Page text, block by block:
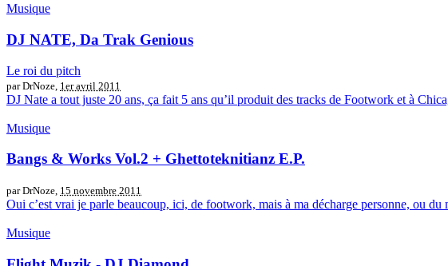
Musique
DJ NATE, Da Trak Genious
Le roi du pitch
par DrNoze, 1er avril 2011
DJ Nate a tout juste 20 ans, ça fait 5 ans qu’il produit des tracks de Footwork et à
Musique
Bangs & Works Vol.2 + Ghettoteknitianz E.P.
par DrNoze, 15 novembre 2011
Oui c’est vrai je parle beaucoup, ici, de footwork, mais à ma décharge personne, ou du
Musique